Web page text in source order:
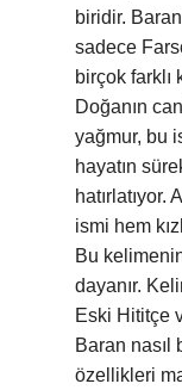
biridir.
sadece
birçok farklı
Doğanın
yağmur, bu
hayatın
hatırlatıyor.
ismi hem
Bu
dayanır.
Eski Hititçe
Baran nasıl
özellikleri